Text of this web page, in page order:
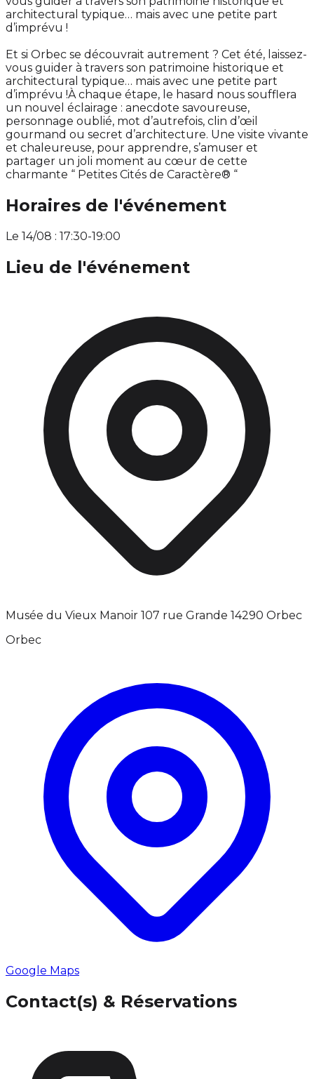
architectural typique… mais avec une petite part
d’imprévu !
Et si Orbec se découvrait autrement ? Cet été, laissez-
vous guider à travers son patrimoine historique et
architectural typique… mais avec une petite part
d’imprévu !À chaque étape, le hasard nous soufflera
un nouvel éclairage : anecdote savoureuse,
personnage oublié, mot d’autrefois, clin d’œil
gourmand ou secret d’architecture. Une visite vivante
et chaleureuse, pour apprendre, s’amuser et
partager un joli moment au cœur de cette
charmante “ Petites Cités de Caractère® “
Horaires de l'événement
Le 14/08 : 17:30-19:00
Lieu de l'événement
Musée du Vieux Manoir 107 rue Grande 14290 Orbec
Orbec
Google Maps
Contact(s) & Réservations